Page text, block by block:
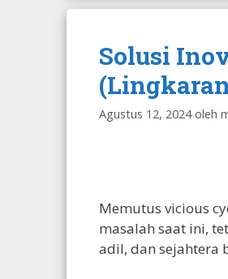
Solusi
Agustus 12, 2024 oleh
Memutus vicious
masalah saat ini,
adil, dan sejahtera